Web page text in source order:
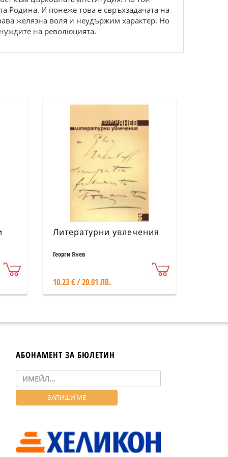
Родина. И понеже това е свръхзадачата на
желязна воля и неудържим характер. Но
на революцията.
Литературни увлечения
Георги Янев
10.23 € / 20.01 ЛВ.
АБОНАМЕНТ ЗА БЮЛЕТИН